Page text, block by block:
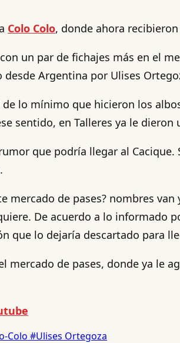
Colo Colo, donde ahora
un par de fichajes más en el
Argentina por Ulises
lo mínimo que hicieron los
sentido, en Talleres ya le
que podría llegar al
mercado de pases? nombres
De acuerdo a lo informado
que lo dejaría descartado para
mercado de pases, donde ya le
Colo #Ulises Ortegoza